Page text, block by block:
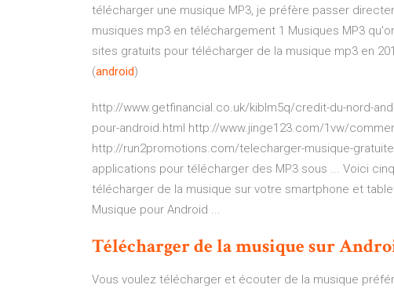
télécharger une musique MP3, je préfère passer
musiques mp3 en téléchargement 1 Musiques MP3
sites gratuits pour télécharger de la musique mp3 en
(android)
http://www.getfinancial.co.uk/kiblm5q/credit-du-nord-
pour-android.html http://www.jinge123.com/1vw/
http://run2promotions.com/telecharger-musique-
applications pour télécharger des MP3 sous ... Voici
télécharger de la musique sur votre smartphone et
Musique pour Android ...
Téléchargerdelamusiquesur
Vous voulez télécharger et écouter de la musique